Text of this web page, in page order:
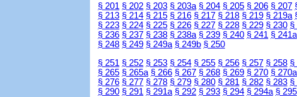
§ 201 § 202 § 203 § 203a § 204 § 205 § 206 § 207
§ 213 § 214 § 215 § 216 § 217 § 218 § 219 § 219a
§ 223 § 224 § 225 § 226 § 227 § 228 § 229 § 230 §
§ 236 § 237 § 238 § 238a § 239 § 240 § 241 § 241a
§ 248 § 249 § 249a § 249b § 250
§ 251 § 252 § 253 § 254 § 255 § 256 § 257 § 258 §
§ 265 § 265a § 266 § 267 § 268 § 269 § 270 § 270a
§ 276 § 277 § 278 § 279 § 280 § 281 § 282 § 283 §
§ 290 § 291 § 291a § 292 § 293 § 294 § 294a § 295